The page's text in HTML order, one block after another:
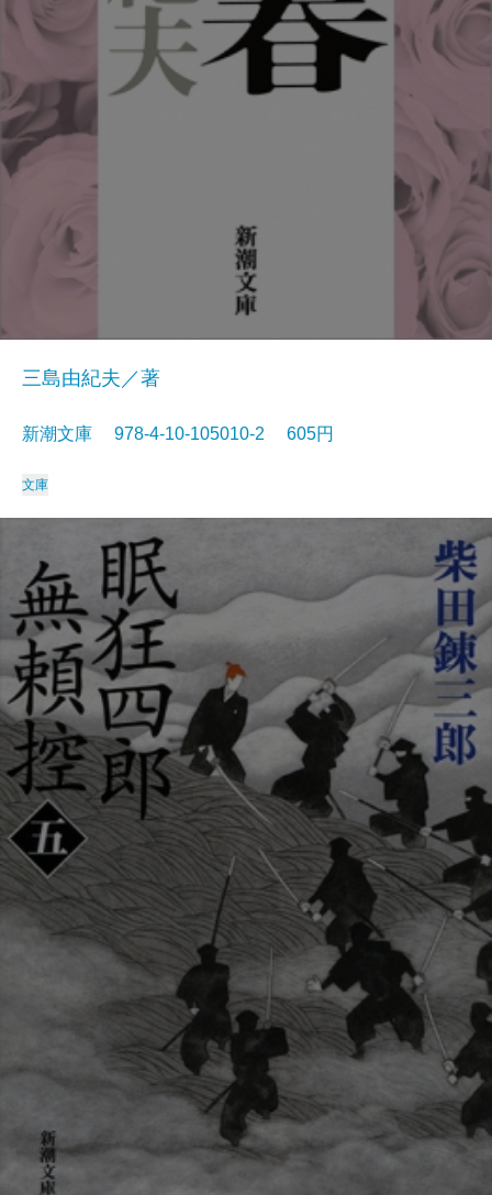
三島由紀夫／著
新潮文庫 978-4-10-105010-2 605円
文庫